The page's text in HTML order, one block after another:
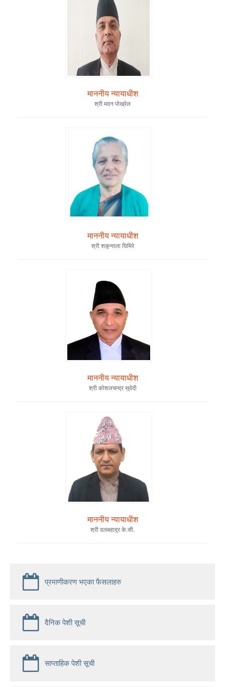
माननीय न्यायाधीश
श्री मदन पोख्रेल
माननीय न्यायाधीश
श्री शकुन्तला घिमिरे
माननीय न्यायाधीश
श्री कोशलचन्द्र सुवेदी
माननीय न्यायाधीश
श्री दलबहादुर के.सी.
प्रमाणीकरण भएका फैसलाहरु
दैनिक पेशी सूची
साप्ताहिक पेशी सूची